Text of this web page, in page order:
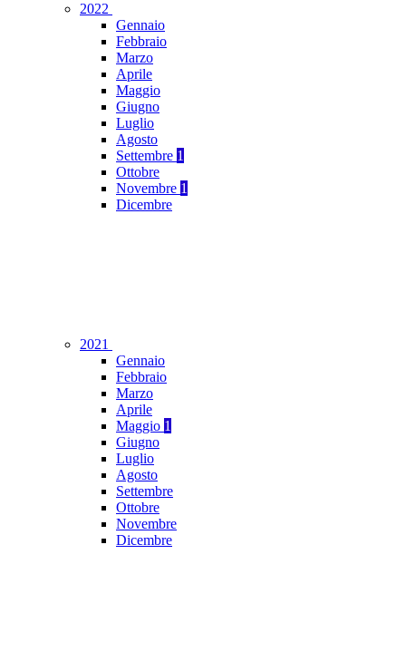
2022
Gennaio
Febbraio
Marzo
Aprile
Maggio
Giugno
Luglio
Agosto
Settembre 1
Ottobre
Novembre 1
Dicembre
2021
Gennaio
Febbraio
Marzo
Aprile
Maggio 1
Giugno
Luglio
Agosto
Settembre
Ottobre
Novembre
Dicembre